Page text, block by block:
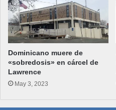
Dominicano muere de
«sobredosis» en cárcel de
Lawrence
May 3, 2023